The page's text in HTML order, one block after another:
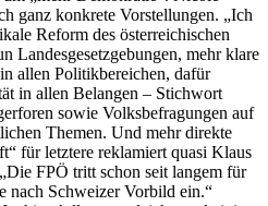
ganz konkrete Vorstellungen. „Ich
Reform des österreichischen
Landesgesetzgebungen, mehr klare
allen Politikbereichen, dafür
in allen Belangen – Stichwort
sowie Volksbefragungen auf
Themen. Und mehr direkte
für letztere reklamiert quasi Klaus
FPÖ tritt schon seit langem für
nach Schweizer Vorbild ein.“